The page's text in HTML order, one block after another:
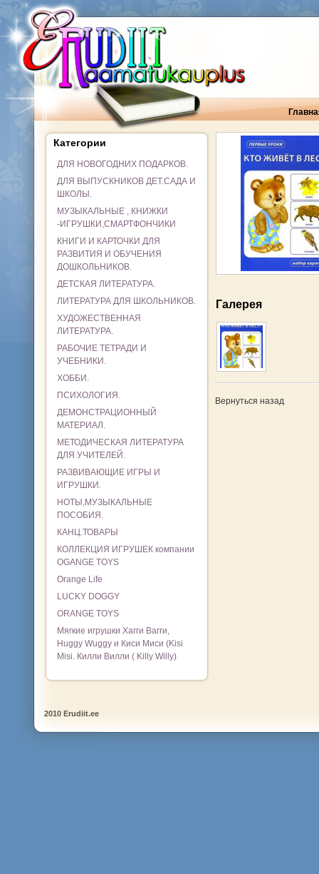
Категории
ДЛЯ НОВОГОДНИХ ПОДАРКОВ.
ДЛЯ ВЫПУСКНИКОВ ДЕТ.САДА И
ШКОЛЫ.
МУЗЫКАЛЬНЫЕ , КНИЖКИ
-ИГРУШКИ,СМАРТФОНЧИКИ
КНИГИ И КАРТОЧКИ ДЛЯ
РАЗВИТИЯ И ОБУЧЕНИЯ
ДОШКОЛЬНИКОВ.
ДЕТСКАЯ ЛИТЕРАТУРА.
ЛИТЕРАТУРА ДЛЯ ШКОЛЬНИКОВ.
ХУДОЖЕСТВЕННАЯ
ЛИТЕРАТУРА.
РАБОЧИЕ ТЕТРАДИ И
УЧЕБНИКИ.
ХОББИ.
ПСИХОЛОГИЯ.
ДЕМОНСТРАЦИОННЫЙ
МАТЕРИАЛ.
МЕТОДИЧЕСКАЯ ЛИТЕРАТУРА
ДЛЯ УЧИТЕЛЕЙ.
РАЗВИВАЮЩИЕ ИГРЫ И
ИГРУШКИ.
НОТЫ,МУЗЫКАЛЬНЫЕ
ПОСОБИЯ.
КАНЦ.ТОВАРЫ
КОЛЛЕКЦИЯ ИГРУШЕК компании
OGANGE TOYS
Orange Life
LUCKY DOGGY
ORANGE TOYS
Мягкие игрушки Хагги Вагги,
Huggy Wuggy и Киси Миси (Kisi
Misi. Килли Вилли ( Killy Willy)
Галерея
Вернуться назад
2010 Erudiit.ee